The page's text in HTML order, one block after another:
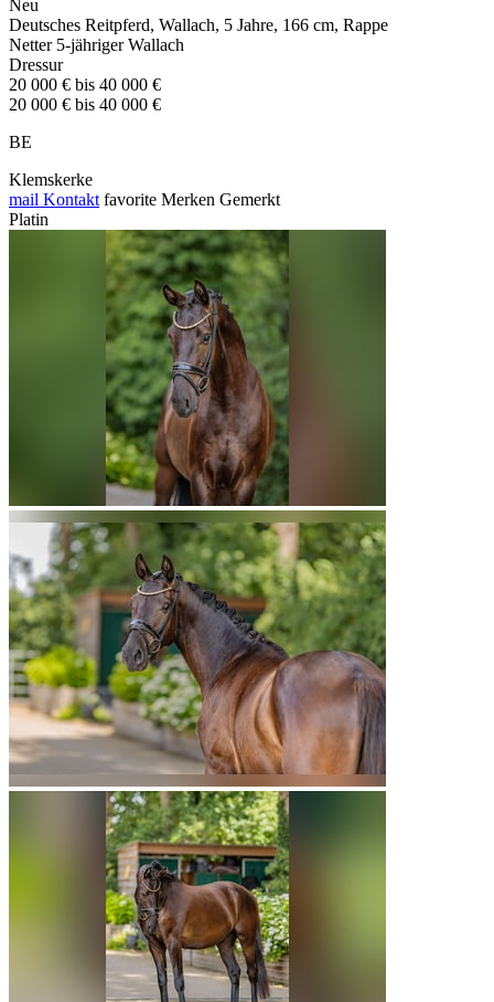
Neu
Deutsches Reitpferd, Wallach, 5 Jahre, 166 cm, Rappe
Netter 5-jähriger Wallach
Dressur
20 000 € bis 40 000 €
20 000 € bis 40 000 €
BE
Klemskerke
mail Kontakt favorite Merken Gemerkt
Platin